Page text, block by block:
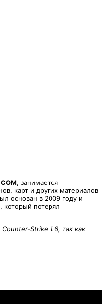
, занимается
карт и других материалов
основан в 2009 году и
который потерял
Strike 1.6, так как